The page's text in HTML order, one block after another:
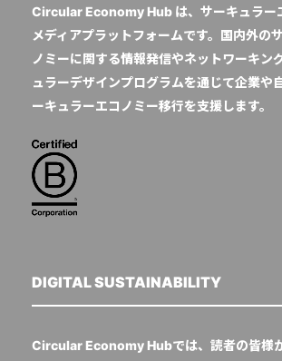
Circular Economy Hub は、サーキュラー
メディアプラットフォームです。国内外の
ノミーに関する情報発信やネットワーキン
ュラーデザインプログラムを通じて企業や
ーキュラーエコノミー移行を支援します。
DIGITAL SUSTAINABILITY
Circular Economy Hubでは、読者の皆様